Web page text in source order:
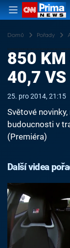
Domů Pořady
850 KM
40,7 VS
25. pro 2014, 21:15
Světové
budoucnosti v
(Premiéra)
Další videa